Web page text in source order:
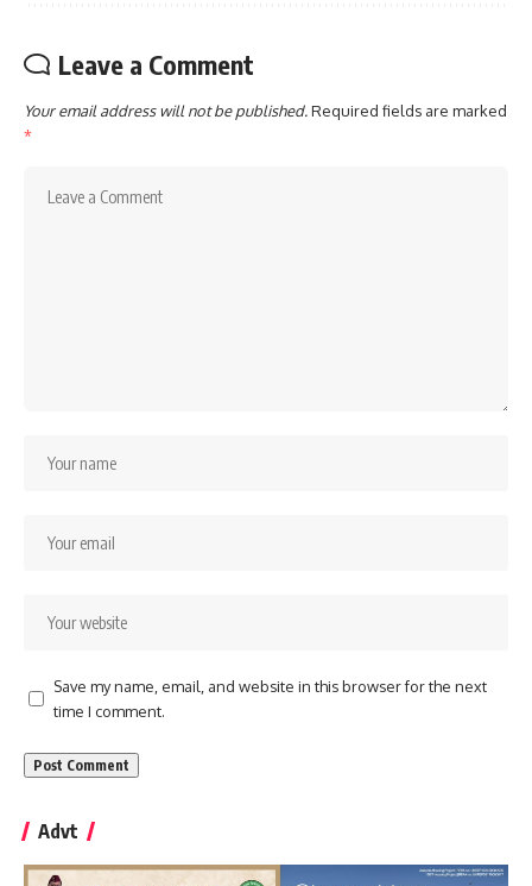
Leave a Comment
Your email address will not be published.Required fields are marked
*
Save my name, email, and website in this browser for the next
time I comment.
Advt